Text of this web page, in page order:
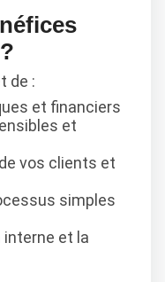
de :
et financiers
et
vos clients et
simples
interne et la